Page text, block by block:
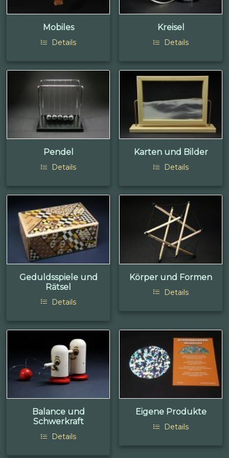
Mobiles
Details
Kreisel
Details
Pendel
Details
Karten und Bilder
Details
Geduldsspiele und
Rätsel
Details
Körper und Formen
Details
Balance und
Schwerkraft
Details
Eigene Produkte
Details